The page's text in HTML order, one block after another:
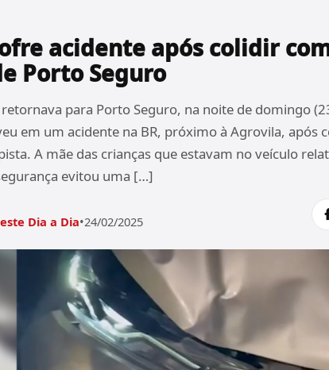
acidente após colidir
Porto Seguro
para Porto Seguro, na noite de domingo
em um acidente na BR, próximo à Agrovila, após
A mãe das crianças que estavam no veículo
evitou uma […]
Dia a Dia•24/02/2025